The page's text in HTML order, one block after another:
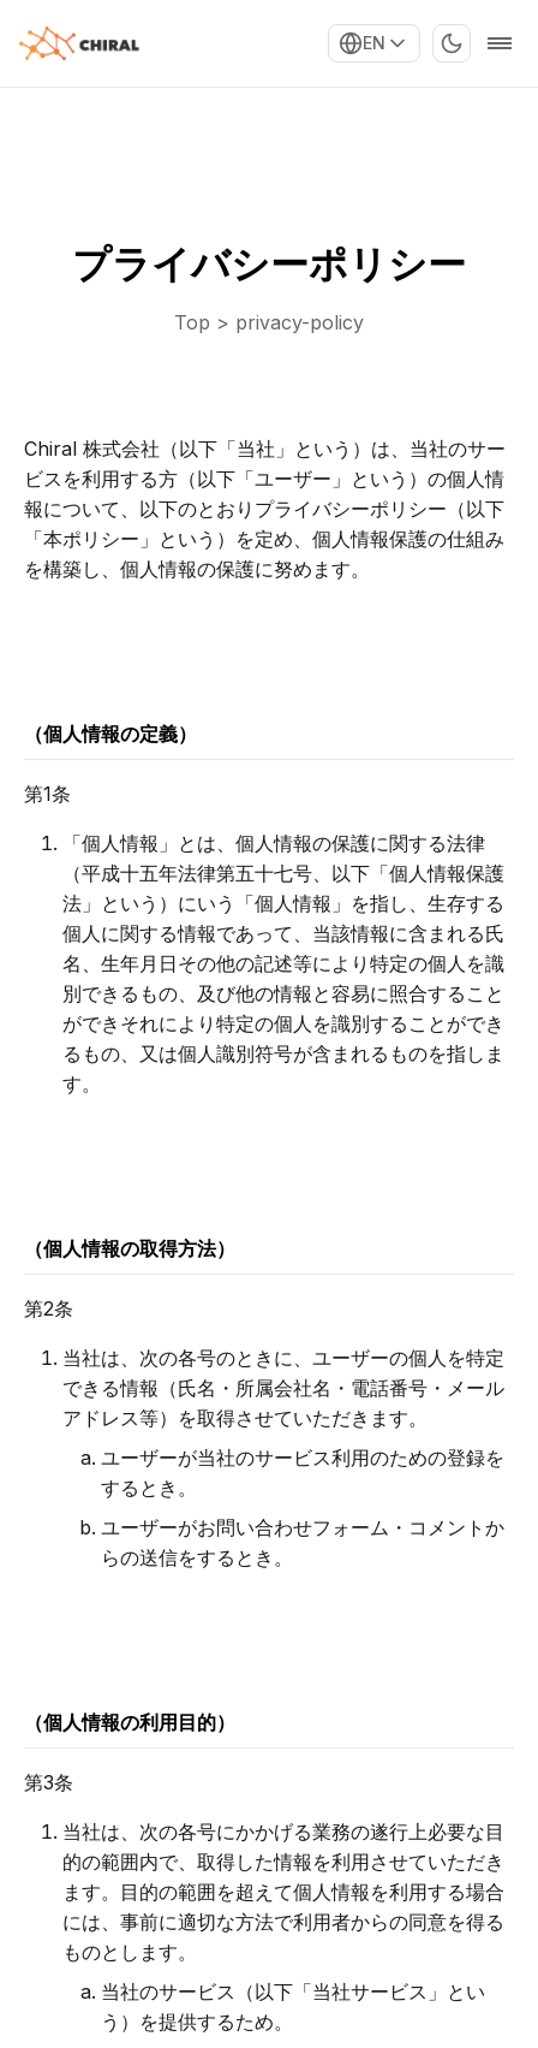
EN
Chiralists
Contact
プライバシーポリシー
Top > privacy-policy
Chiral 株式会社（以下「当社」という）は、当社のサー
ビスを利用する方（以下「ユーザー」という）の個人情
報について、以下のとおりプライバシーポリシー（以下
「本ポリシー」という）を定め、個人情報保護の仕組み
を構築し、個人情報の保護に努めます。
（個人情報の定義）
第1条
「個人情報」とは、個人情報の保護に関する法律
（平成十五年法律第五十七号、以下「個人情報保護
法」という）にいう「個人情報」を指し、生存する
個人に関する情報であって、当該情報に含まれる氏
名、生年月日その他の記述等により特定の個人を識
別できるもの、及び他の情報と容易に照合すること
ができそれにより特定の個人を識別することができ
るもの、又は個人識別符号が含まれるものを指しま
す。
（個人情報の取得方法）
第2条
当社は、次の各号のときに、ユーザーの個人を特定
できる情報（氏名・所属会社名・電話番号・メール
アドレス等）を取得させていただきます。
ユーザーが当社のサービス利用のための登録を
するとき。
ユーザーがお問い合わせフォーム・コメントか
らの送信をするとき。
（個人情報の利用目的）
第3条
当社は、次の各号にかかげる業務の遂行上必要な目
的の範囲内で、取得した情報を利用させていただき
ます。目的の範囲を超えて個人情報を利用する場合
には、事前に適切な方法で利用者からの同意を得る
ものとします。
当社のサービス（以下「当社サービス」とい
う）を提供するため。